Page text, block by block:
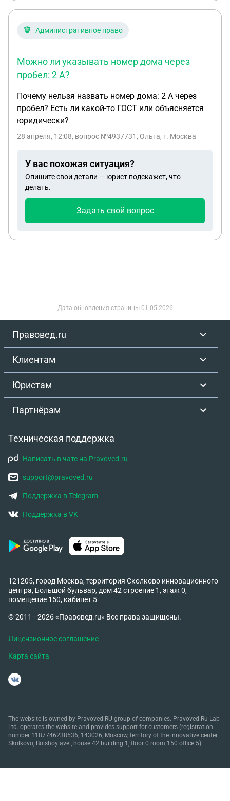
Административное право
Можно ли указывать номер дома через
пробел: 2 А?
Почему нельзя назвать номер дома: 2 А через
пробел? Есть ли какой-то ГОСТ или объясняется
юридически?
28 апреля, 12:08, вопрос №4937731, Ольга, г. Москва
У вас похожая ситуация?
Опишите свои детали — юрист подскажет, что
делать.
Задать свой вопрос
Дата обновления страницы 01.05.2026
Правовед.ru
Клиентам
Юристам
Партнёрам
Техническая поддержка
Написать в чате на Pravoved.ru
support@pravoved.ru
Поддержка в Telegram
Поддержка в VK
121205, город Москва, территория Сколково инновационного
центра, Большой бульвар, дом 42 строение 1, этаж 0,
помещение 150, кабинет 5
© 2011—2026 «Правовед.ru» Все права защищены.
Лицензионное соглашение
Карта сайта
The website is owned by Pravoved.RU group of companies. Pravoved.Ru Lab
Ltd. operates the website and provides support for customers (registration
number 1187746238536, 143026, Moscow, territory of the innovative center
Skolkovo, Bolshoy ave., house 42 building 1, floor 0 room 150 office 5).